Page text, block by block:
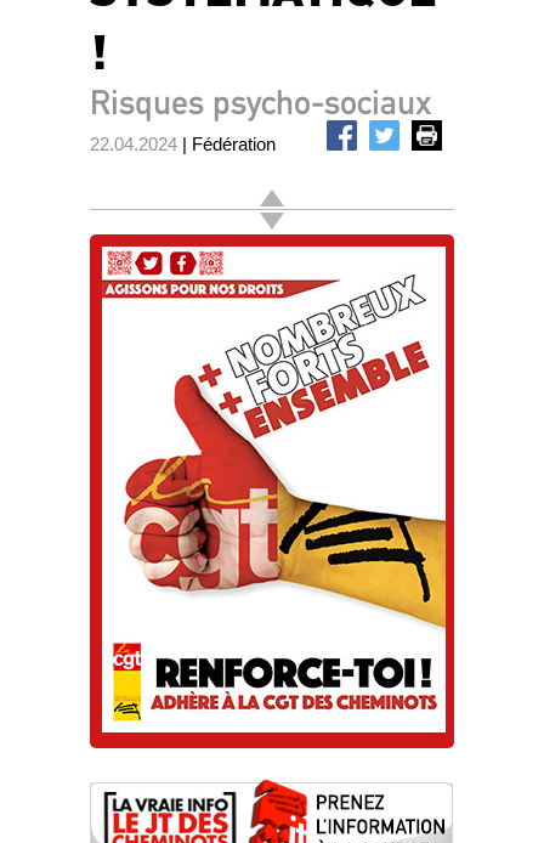
!
Risques psycho-sociaux
22.04.2024 | Fédération